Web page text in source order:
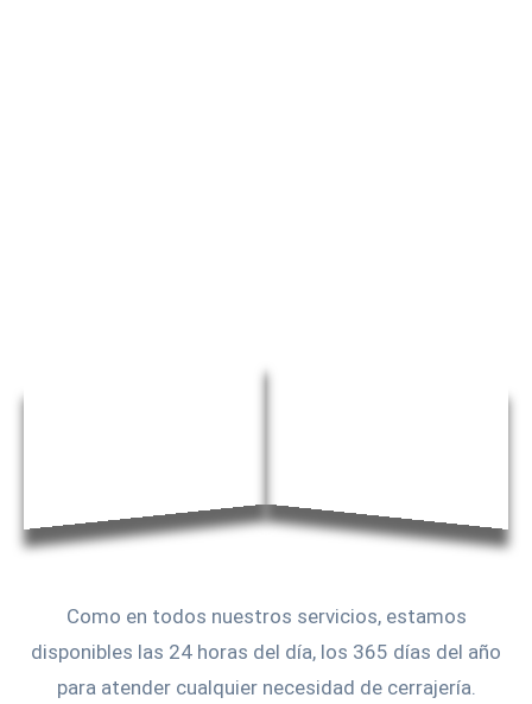
Como en todos nuestros servicios, estamos
disponibles las 24 horas del día, los 365 días del año
para atender cualquier necesidad de cerrajería.